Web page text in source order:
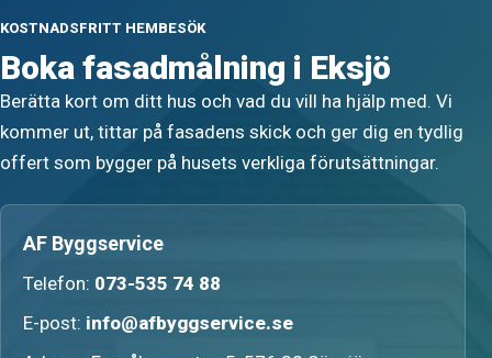
KOSTNADSFRITT HEMBESÖK
Boka fasadmålning i Eksjö
Berätta kort om ditt hus och vad du vill ha hjälp med. Vi
kommer ut, tittar på fasadens skick och ger dig en tydlig
offert som bygger på husets verkliga förutsättningar.
AF Byggservice
Telefon: 073-535 74 88
E-post: info@afbyggservice.se